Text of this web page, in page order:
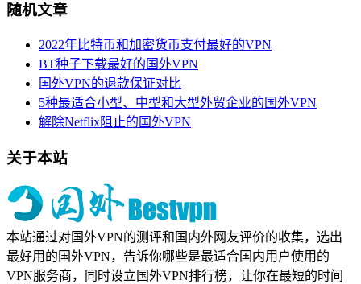
随机文章
2022年比特币和加密货币支付最好的VPN
BT种子下载最好的国外VPN
国外VPN的退款保证对比
5种最适合小型、中型和大型外贸企业的国外VPN
解除Netflix阻止的国外VPN
关于本站
本站通过对国外VPN的测评和国内外网友评价的收集，选出
最好用的国外VPN，告诉你哪些是最适合国内用户使用的
VPN服务商，同时设立国外VPN排行榜，让你在最短的时间